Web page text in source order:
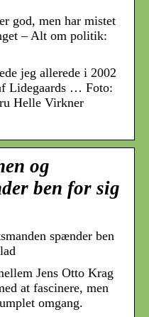
god, men har mistet
– Alt om politik:
jeg allerede i 2002
Lidegaards … Foto:
Helle Virkner
og
ben for sig
spænder ben
Jens Otto Krag
at fascinere, men
omgang.